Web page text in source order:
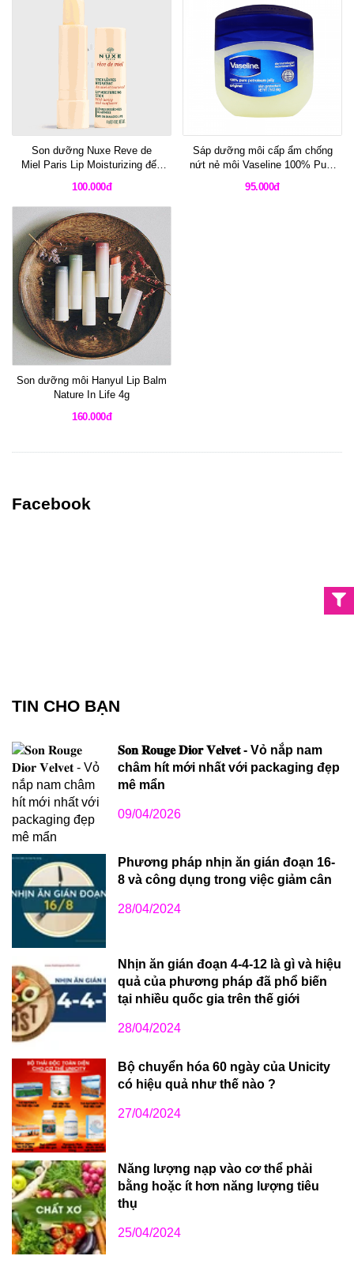
Son dưỡng Nuxe Reve de
Miel Paris Lip Moisturizing đến
100.000đ
Sáp dưỡng môi cấp ẩm chống
nứt nẻ môi Vaseline 100% Pure
95.000đ
Son dưỡng môi Hanyul Lip Balm
Nature In Life 4g
160.000đ
Facebook
TIN CHO BẠN
𝐒𝐨𝐧 𝐑𝐨𝐮𝐠𝐞 𝐃𝐢𝐨𝐫 𝐕𝐞𝐥𝐯𝐞𝐭 - Vỏ nắp nam
châm hít mới nhất với packaging đẹp
mê mẩn
09/04/2026
Phương pháp nhịn ăn gián đoạn 16-
8 và công dụng trong việc giảm cân
28/04/2024
Nhịn ăn gián đoạn 4-4-12 là gì và hiệu
quả của phương pháp đã phổ biến
tại nhiều quốc gia trên thế giới
28/04/2024
Bộ chuyển hóa 60 ngày của Unicity
có hiệu quả như thế nào ?
27/04/2024
Năng lượng nạp vào cơ thể phải
bằng hoặc ít hơn năng lượng tiêu
thụ
25/04/2024